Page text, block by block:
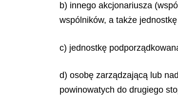
b) innego akcjonariusza
wspólników, a także
c) jednostkę
d) osobę zarządzającą lub
powinowatych do drugiego